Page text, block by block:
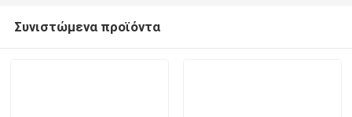
Συνιστώμενα προϊόντα